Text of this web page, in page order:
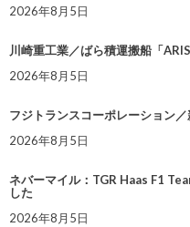
2026年8月5日
川崎重工業／ばら積運搬船「
2026年8月5日
フジトランスコーポレーション
2026年8月5日
ネバーマイル：TGR Haas F1
した
2026年8月5日